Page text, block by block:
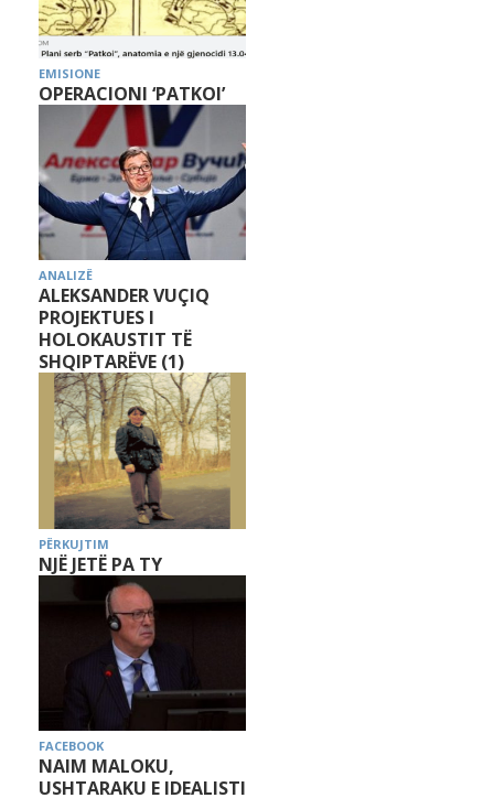
EMISIONE
OPERACIONI ‘PATKOI’
ANALIZË
ALEKSANDER VUÇIQ
PROJEKTUES I
HOLOKAUSTIT TË
SHQIPTARËVE (1)
PËRKUJTIM
NJË JETË PA TY
FACEBOOK
NAIM MALOKU,
USHTARAKU E IDEALISTI